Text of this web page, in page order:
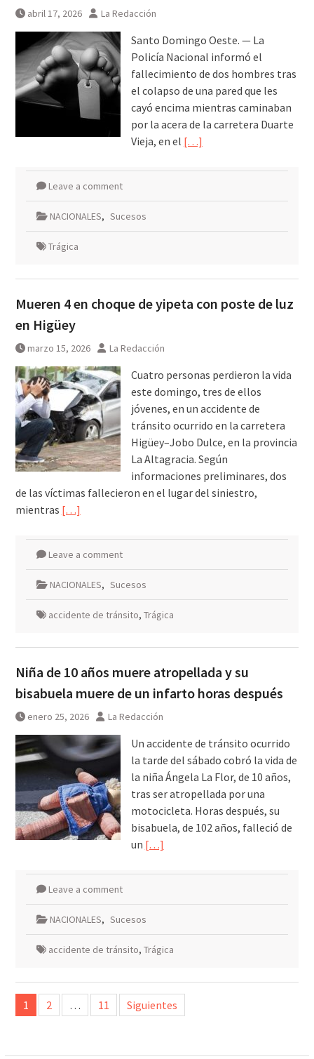
abril 17, 2026 La Redacción
Santo Domingo Oeste. — La
Policía Nacional informó el
fallecimiento de dos hombres tras
el colapso de una pared que les
cayó encima mientras caminaban
por la acera de la carretera Duarte
Vieja, en el […]
Leave a comment
NACIONALES, Sucesos
Trágica
Mueren 4 en choque de yipeta con poste de luz
en Higüey
marzo 15, 2026 La Redacción
Cuatro personas perdieron la vida
este domingo, tres de ellos
jóvenes, en un accidente de
tránsito ocurrido en la carretera
Higüey–Jobo Dulce, en la provincia
La Altagracia. Según
informaciones preliminares, dos
de las víctimas fallecieron en el lugar del siniestro,
mientras […]
Leave a comment
NACIONALES, Sucesos
accidente de tránsito, Trágica
Niña de 10 años muere atropellada y su
bisabuela muere de un infarto horas después
enero 25, 2026 La Redacción
Un accidente de tránsito ocurrido
la tarde del sábado cobró la vida de
la niña Ángela La Flor, de 10 años,
tras ser atropellada por una
motocicleta. Horas después, su
bisabuela, de 102 años, falleció de
un […]
Leave a comment
NACIONALES, Sucesos
accidente de tránsito, Trágica
Paginación
de
1 2 … 11 Siguientes